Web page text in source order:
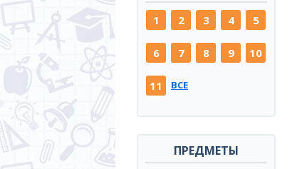
1 2 3 4 5
6 7 8 9 10
11 ВСЕ
ПРЕДМЕТЫ